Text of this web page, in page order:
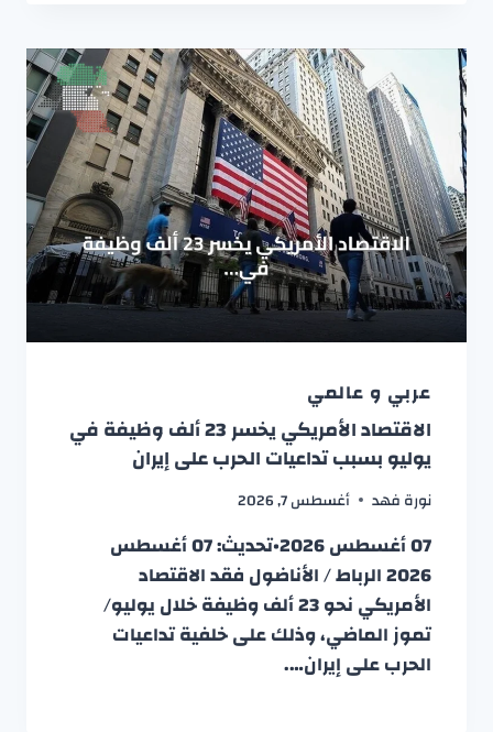
عربي و عالمي
الاقتصاد الأمريكي يخسر 23 ألف وظيفة في
يوليو بسبب تداعيات الحرب على إيران
نورة فهد أغسطس 7, 2026
07 أغسطس 2026•تحديث: 07 أغسطس
2026 الرباط / الأناضول فقد الاقتصاد
الأمريكي نحو 23 ألف وظيفة خلال يوليو/
تموز الماضي، وذلك على خلفية تداعيات
الحرب على إيران….